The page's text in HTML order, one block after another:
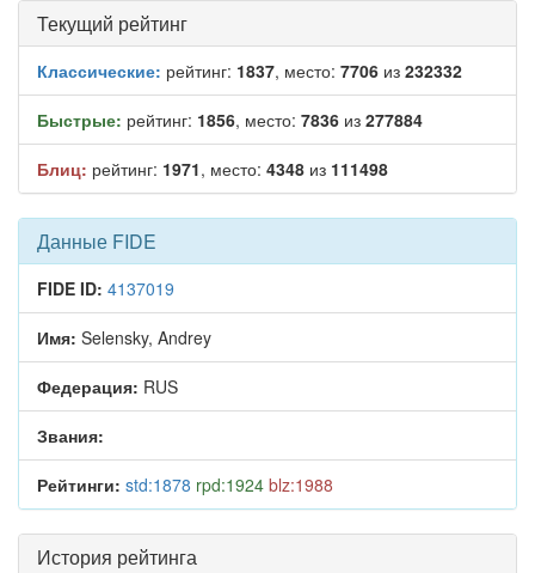
Текущий рейтинг
Классические: рейтинг: 1837, место: 7706 из 232332
Быстрые: рейтинг: 1856, место: 7836 из 277884
Блиц: рейтинг: 1971, место: 4348 из 111498
Данные FIDE
FIDE ID: 4137019
Имя: Selensky, Andrey
Федерация: RUS
Звания:
Рейтинги: std:1878 rpd:1924 blz:1988
История рейтинга